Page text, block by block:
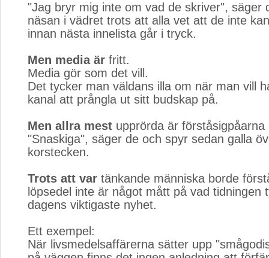
"Jag bryr mig inte om vad de skriver", säger
näsan i vädret trots att alla vet att de inte
innan nästa innelista går i tryck.
Men media är fritt.
Media gör som det vill.
Det tycker man väldans illa om när man vill
kanal att prångla ut sitt budskap på.
Men allra mest upprörda är förståsigpåarna
"Snaskiga", säger de och spyr sedan galla
korstecken.
Trots att var tänkande människa borde
löpsedel inte är något mått på vad tidningen
dagens viktigaste nyhet.
Ett exempel:
När livsmedelsaffärerna sätter upp